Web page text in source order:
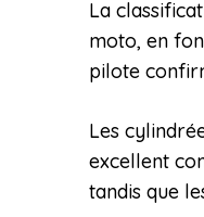
La
moto, en
pilote
Les
excellent
tandis que